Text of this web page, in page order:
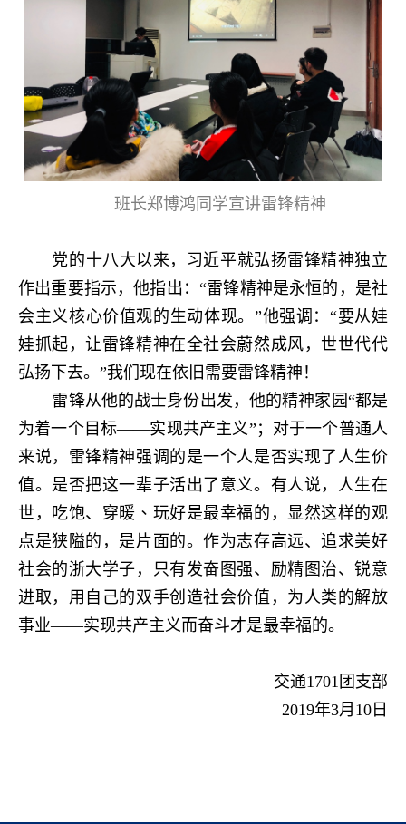
班长郑博鸿同学宣讲雷锋精神
党的十八大以来，习近平就弘扬雷锋精神独立
作出重要指示，他指出：“雷锋精神是永恒的，是社
会主义核心价值观的生动体现。”他强调：“要从娃
娃抓起，让雷锋精神在全社会蔚然成风，世世代代
弘扬下去。”我们现在依旧需要雷锋精神！
雷锋从他的战士身份出发，他的精神家园“都是
为着一个目标——实现共产主义”；对于一个普通人
来说，雷锋精神强调的是一个人是否实现了人生价
值。是否把这一辈子活出了意义。有人说，人生在
世，吃饱、穿暖 、玩好是最幸福的 ，显然这样的观
点是狭隘的，是片面的。作为志存高远、追求美好
社会的浙大学子，只有发奋图强、励精图治、锐意
进取，用自己的双手创造社会价值，为人类的解放
事业——实现共产主义而奋斗才是最幸福的。
交通1701 团支部
2019年3月 10 日